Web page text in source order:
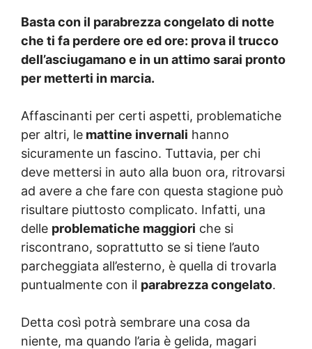
Basta con il parabrezza congelato di notte
che ti fa perdere ore ed ore: prova il trucco
dell’asciugamano e in un attimo sarai pronto
per metterti in marcia.
Affascinanti per certi aspetti, problematiche
per altri, le mattine invernali hanno
sicuramente un fascino. Tuttavia, per chi
deve mettersi in auto alla buon ora, ritrovarsi
ad avere a che fare con questa stagione può
risultare piuttosto complicato. Infatti, una
delle problematiche maggiori che si
riscontrano, soprattutto se si tiene l’auto
parcheggiata all’esterno, è quella di trovarla
puntualmente con il parabrezza congelato.
Detta così potrà sembrare una cosa da
niente, ma quando l’aria è gelida, magari